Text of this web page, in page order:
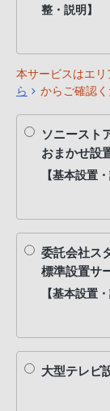
「050-
3754-
9614」
整・説明】
本サービスはエ
ら
からご確認
設定サービス」
ソニースト
おまかせ設
【基本設置
委託会社ス
標準設置サ
【基本設置・
大型テレビ